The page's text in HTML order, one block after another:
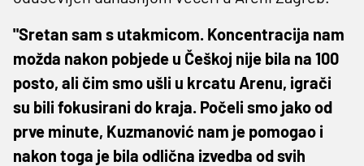
"Sretan sam s utakmicom. Koncentracija nam
možda nakon pobjede u Češkoj nije bila na 100
posto, ali čim smo ušli u krcatu Arenu, igrači
su bili fokusirani do kraja. Počeli smo jako od
prve minute, Kuzmanović nam je pomogao i
nakon toga je bila odlična izvedba od svih